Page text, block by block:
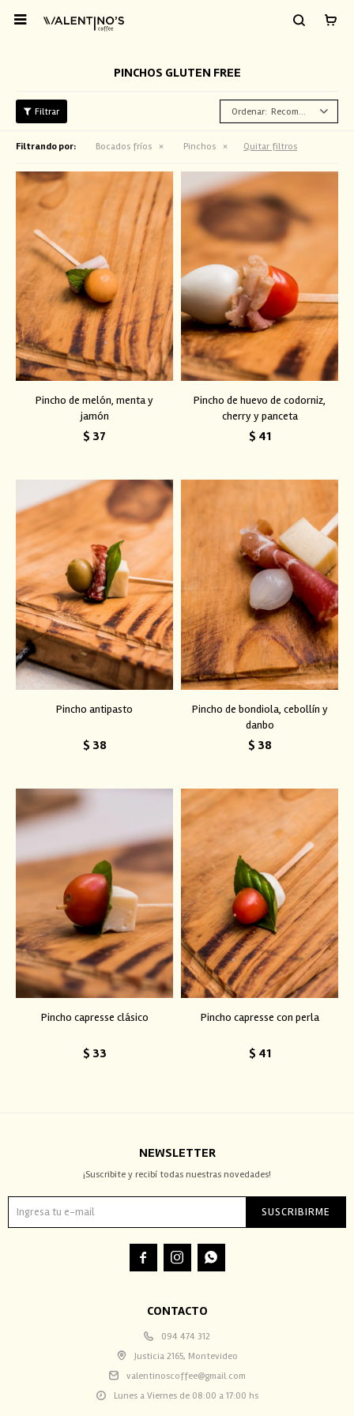

PINCHOS GLUTEN FREE
Recomendados
Filtrando por: Bocados fríos Pinchos Quitar filtros
Pincho de melón, menta y
jamón
$ 37
Pincho de huevo de codorniz,
cherry y panceta
$ 41
Pincho antipasto
$ 38
Pincho de bondiola, cebollín y
danbo
$ 38
Pincho capresse clásico
$ 33
Pincho capresse con perla
$ 41
CONTACTO
094 474 312
Justicia 2165, Montevideo
valentinoscoffee@gmail.com
Lunes a Viernes de 08:00 a 17:00 hs
NEWSLETTER
¡Suscribite y recibí todas nuestras novedades!
SUSCRIBIRME
  